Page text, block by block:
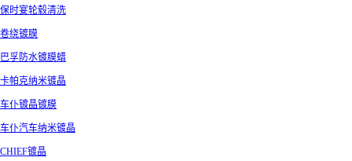
保时宴轮毂清洗
卷绕镀膜
巴孚防水镀膜蜡
卡帕克纳米镀晶
车仆镀晶镀膜
车仆汽车纳米镀晶
CHIEF镀晶